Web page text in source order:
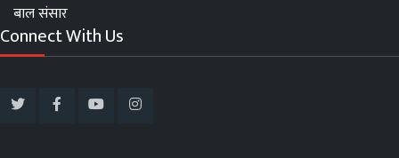
बाल संसार
Connect With Us